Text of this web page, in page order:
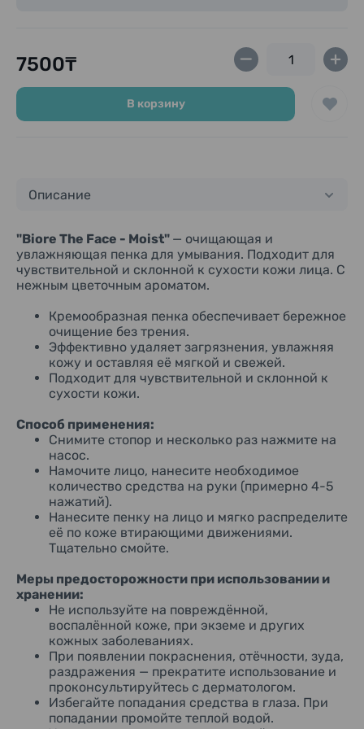
7500₸
В корзину
Описание
"Biore The Face - Moist" — очищающая и
увлажняющая пенка для умывания. Подходит для
чувствительной и склонной к сухости кожи лица. С
нежным цветочным ароматом.
Кремообразная пенка обеспечивает бережное
очищение без трения.
Эффективно удаляет загрязнения, увлажняя
кожу и оставляя её мягкой и свежей.
Подходит для чувствительной и склонной к
сухости кожи.
Способ применения:
Снимите стопор и несколько раз нажмите на
насос.
Намочите лицо, нанесите необходимое
количество средства на руки (примерно 4-5
нажатий).
Нанесите пенку на лицо и мягко распределите
её по коже втирающими движениями.
Тщательно смойте.
Меры предосторожности при использовании и
хранении:
Не используйте на повреждённой,
воспалённой коже, при экземе и других
кожных заболеваниях.
При появлении покраснения, отёчности, зуда,
раздражения — прекратите использование и
проконсультируйтесь с дерматологом.
Избегайте попадания средства в глаза. При
попадании промойте теплой водой.